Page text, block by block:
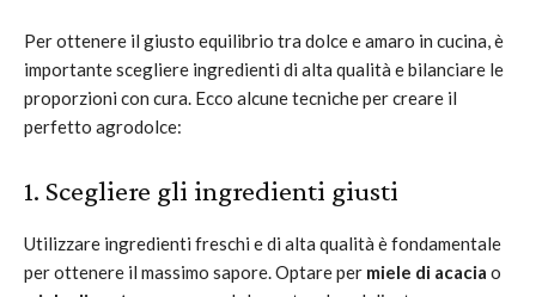
Per ottenere il giusto equilibrio tra dolce e amaro in cucina, è
importante scegliere ingredienti di alta qualità e bilanciare le
proporzioni con cura. Ecco alcune tecniche per creare il
perfetto agrodolce:
1. Scegliere gli ingredienti giusti
Utilizzare ingredienti freschi e di alta qualità è fondamentale
per ottenere il massimo sapore. Optare per miele di acacia o